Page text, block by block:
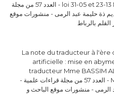
loi 31-05 et 23-13 MEHDI EDDIANI - العدد 57 من مجلة
ذة حليمة عبد الرمى - منشورات موقع
بالرباط
La note du traducteur à l'ère
artificielle : mise en
traducteur Mme BASSIM
MELLOUKI Ismail - العدد 57 من مجلة قراءات علمية -
الرمى - منشورات موقع الباحث و